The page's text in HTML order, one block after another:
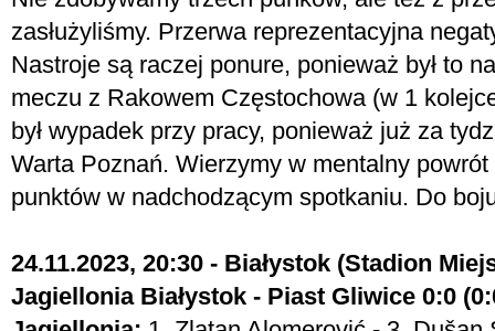
zasłużyliśmy. Przerwa reprezentacyjna
Nastroje są raczej ponure, ponieważ był to
meczu z Rakowem Częstochowa (w 1
był wypadek przy pracy, ponieważ już za
Warta Poznań. Wierzymy w mentalny powrót
punktów w nadchodzącym spotkaniu. Do
24.11.2023, 20:30 - Białystok (Stadion
Jagiellonia Białystok - Piast Gliwice 0:0